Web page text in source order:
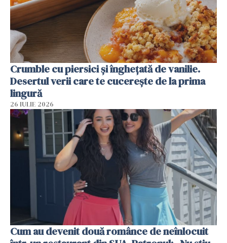
Crumble cu piersici și înghețată de vanilie.
Desertul verii care te cucerește de la prima
lingură
26 IULIE 2026
Cum au devenit două românce de neînlocuit